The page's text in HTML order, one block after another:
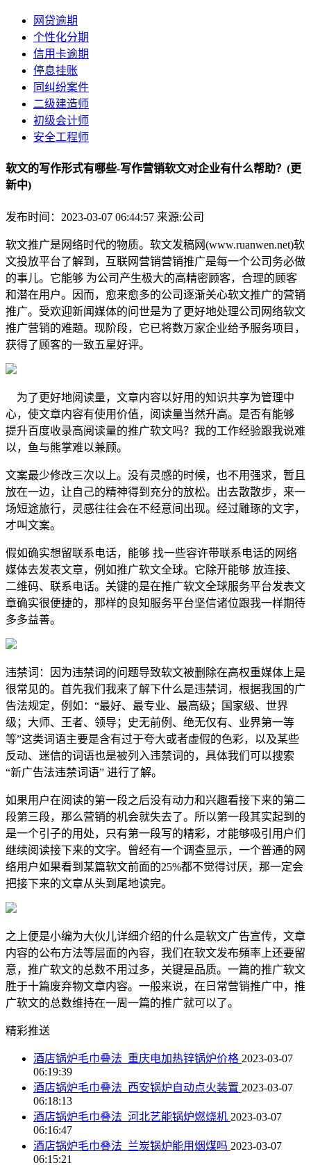
网贷逾期
个性化分期
信用卡逾期
停息挂账
同纠纷案件
二级建造师
初级会计师
安全工程师
软文的写作形式有哪些-写作营销软文对企业有什么帮助？(更
新中)
发布时间：2023-03-07 06:44:57 来源:公司
软文推广是网络时代的物质。软文发稿网(www.ruanwen.net)软
文投放平台了解到，互联网营销营销推广是每一个公司务必做
的事儿。它能够 为公司产生极大的高精密顾客，合理的顾客
和潜在用户。因而，愈来愈多的公司逐渐关心软文推广的营销
推广。受欢迎新闻媒体的问世是为了更好地处理公司网络软文
推广营销的难题。现阶段，它已将数万家企业给予服务项目，
获得了顾客的一致五星好评。
为了更好地阅读量，文章内容以好用的知识共享为管理中
心，使文章内容有使用价值，阅读量当然升高。是否有能够
提升百度收录高阅读量的推广软文吗？我的工作经验跟我说难
以，鱼与熊掌难以兼顾。
文案最少修改三次以上。没有灵感的时候，也不用强求，暂且
放在一边，让自己的精神得到充分的放松。出去散散步，来一
场短途旅行，灵感往往会在不经意间出现。经过雕琢的文字，
才叫文案。
假如确实想留联系电话，能够 找一些容许带联系电话的网络
媒体去发表文章，例如推广软文全球。它除开能够 放连接、
二维码、联系电话。关键的是在推广软文全球服务平台发表文
章确实很便捷的，那样的良知服务平台坚信诸位跟我一样期待
多多益善。
违禁词：因为违禁词的问题导致软文被删除在高权重媒体上是
很常见的。首先我们我来了解下什么是违禁词，根据我国的广
告法规定，例如：“最好、最专业、最高级；国家级、世界
级；大师、王者、领导；史无前例、绝无仅有、业界第一等
等”这类词语主要是含有过于夸大或者虚假的色彩，以及某些
反动、迷信的词语也是被列入违禁词的，具体我们可以搜索
“新广告法违禁词语” 进行了解。
如果用户在阅读的第一段之后没有动力和兴趣看接下来的第二
段第三段，那么营销的机会就失去了。所以第一段其实起到的
是一个引子的用处，只有第一段写的精彩，才能够吸引用户们
继续阅读接下来的文字。曾经有一个调查显示，一个普通的网
络用户如果看到某篇软文前面的25%都不觉得讨厌，那一定会
把接下来的文章从头到尾地读完。
之上便是小编为大伙儿详细介绍的什么是软文广告宣传，文章
内容的公布方法等层面的內容，我们在软文发布頻率上还要留
意，推广软文的总数不用过多，关键是品质。一篇的推广软文
胜于十篇废弃物文章内容。一般来说，在日常营销推广中，推
广软文的总数维持在一周一篇的推广就可以了。
精彩推送
酒店锅炉毛巾叠法_重庆电加热锌锅炉价格 2023-03-07
06:19:39
酒店锅炉毛巾叠法_西安锅炉自动点火装置 2023-03-07
06:18:13
酒店锅炉毛巾叠法_河北艺能锅炉燃烧机 2023-03-07
06:16:47
酒店锅炉毛巾叠法_兰炭锅炉能用烟煤吗 2023-03-07
06:15:21